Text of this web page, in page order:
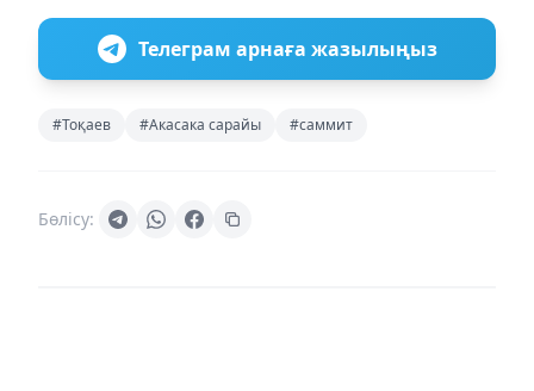
Телеграм арнаға жазылыңыз
#Тоқаев #Акасака сарайы #саммит
Бөлісу: